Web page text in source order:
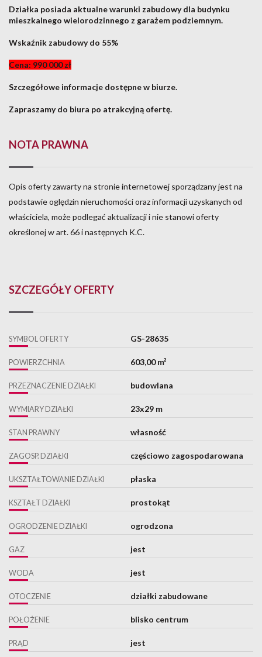
Działka posiada aktualne warunki zabudowy dla budynku
mieszkalnego wielorodzinnego z garażem podziemnym.
Wskaźnik zabudowy do 55%
Cena: 990 000 zł
Szczegółowe informacje dostępne w biurze.
Zapraszamy do biura po atrakcyjną ofertę.
NOTA PRAWNA
Opis oferty zawarty na stronie internetowej sporządzany jest na
podstawie oględzin nieruchomości oraz informacji uzyskanych od
właściciela, może podlegać aktualizacji i nie stanowi oferty
określonej w art. 66 i następnych K.C.
SZCZEGÓŁY OFERTY
SYMBOL OFERTY GS-28635
POWIERZCHNIA 603,00 m²
PRZEZNACZENIE DZIAŁKI budowlana
WYMIARY DZIAŁKI 23x29 m
STAN PRAWNY własność
ZAGOSP. DZIAŁKI częściowo zagospodarowana
UKSZTAŁTOWANIE DZIAŁKI płaska
KSZTAŁT DZIAŁKI prostokąt
OGRODZENIE DZIAŁKI ogrodzona
GAZ jest
WODA jest
OTOCZENIE działki zabudowane
POŁOŻENIE blisko centrum
PRĄD jest